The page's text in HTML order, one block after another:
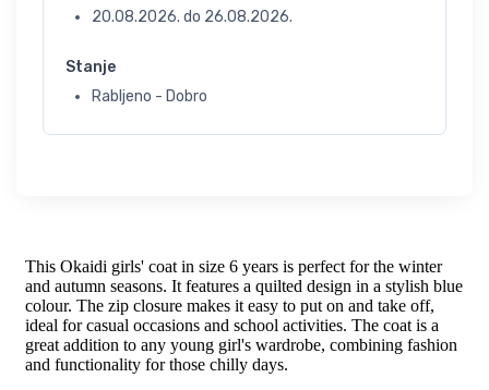
20.08.2026. do 26.08.2026.
Stanje
Rabljeno - Dobro